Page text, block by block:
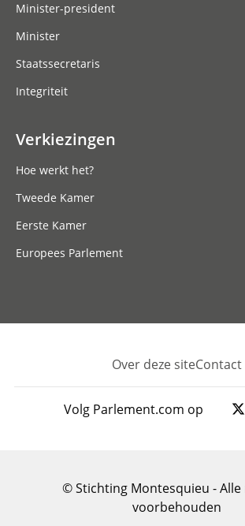
Minister-president
Minister
Staatssecretaris
Integriteit
Verkiezingen
Hoe werkt het?
Tweede Kamer
Eerste Kamer
Europees Parlement
Footer
Over deze siteContact
Volg Parlement.com op
© Stichting Montesquieu - Alle
voorbehouden